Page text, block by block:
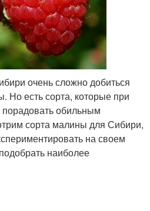
очень сложно добиться
Но есть сорта, которые при
обильным
сорта малины для Сибири,
на своем
наиболее